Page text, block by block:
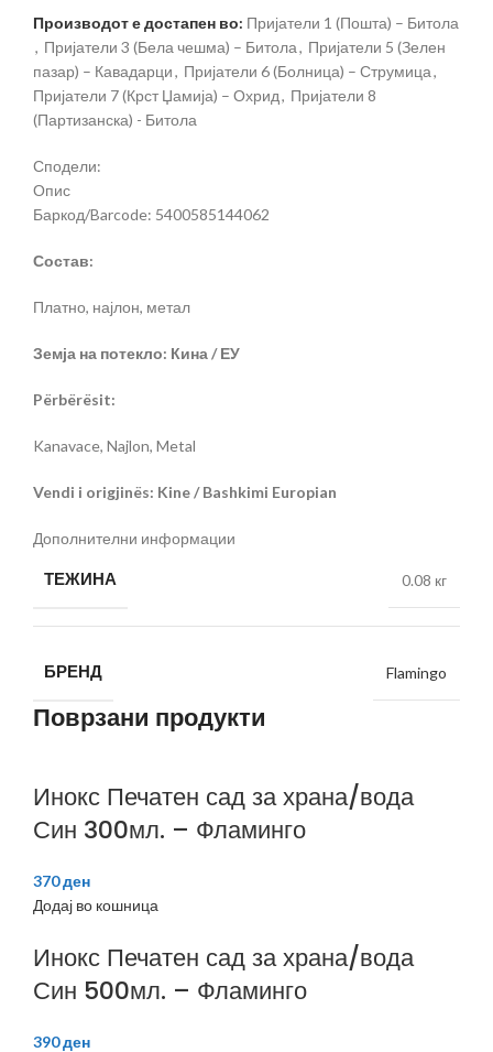
Производот е достапен во: Пријатели 1 (Пошта) – Битола
, Пријатели 3 (Бела чешма) – Битола, Пријатели 5 (Зелен
пазар) – Кавадарци, Пријатели 6 (Болница) – Струмица,
Пријатели 7 (Крст Џамија) – Охрид, Пријатели 8
(Партизанска) - Битола
Сподели:
Опис
Баркод/Barcode: 5400585144062
Состав:
Платно, најлон, метал
Земја на потекло: Кина / ЕУ
Përbërësit:
Kanavace, Najlon, Metal
Vendi i origjinës: Kine / Bashkimi Europian
Дополнителни информации
ТЕЖИНА 0.08 кг
БРЕНД Flamingo
Поврзани продукти
Инокс Печатен сад за храна/вода
Син 300мл. – Фламинго
370ден
Додај во кошница
Инокс Печатен сад за храна/вода
Син 500мл. – Фламинго
390ден